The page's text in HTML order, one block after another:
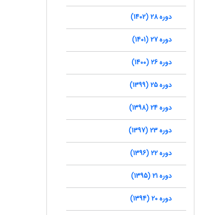
دوره 28 (1402)
دوره 27 (1401)
دوره 26 (1400)
دوره 25 (1399)
دوره 24 (1398)
دوره 23 (1397)
دوره 22 (1396)
دوره 21 (1395)
دوره 20 (1394)